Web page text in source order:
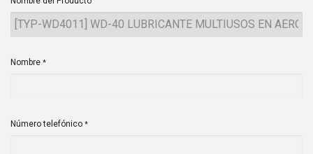
Nombre *
Número telefónico *